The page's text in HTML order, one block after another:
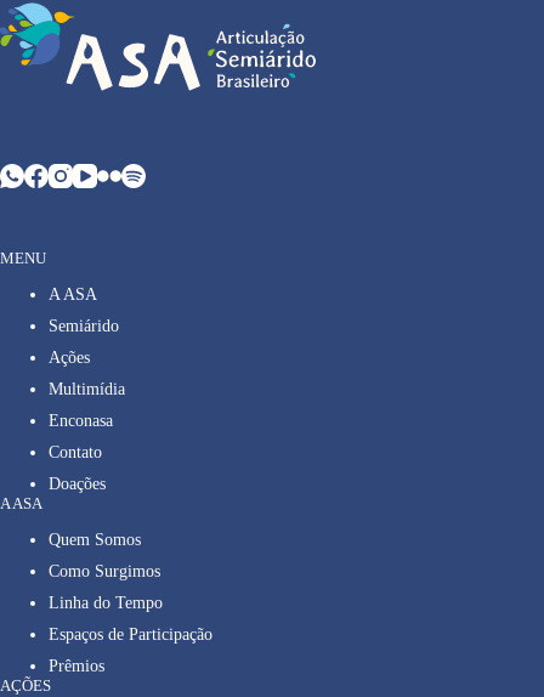
MENU
A ASA
Semiárido
Ações
Multimídia
Enconasa
Contato
Doações
A ASA
Quem Somos
Como Surgimos
Linha do Tempo
Espaços de Participação
Prêmios
AÇÕES